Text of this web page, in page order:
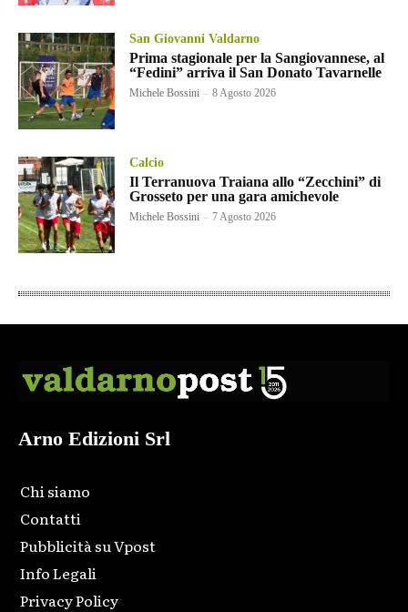
San Giovanni Valdarno
Prima stagionale per la Sangiovannese, al
“Fedini” arriva il San Donato Tavarnelle
Michele Bossini - 8 Agosto 2026
Calcio
Il Terranuova Traiana allo “Zecchini” di
Grosseto per una gara amichevole
Michele Bossini - 7 Agosto 2026
Arno Edizioni Srl
Chi siamo
Contatti
Pubblicità su Vpost
Info Legali
Privacy Policy